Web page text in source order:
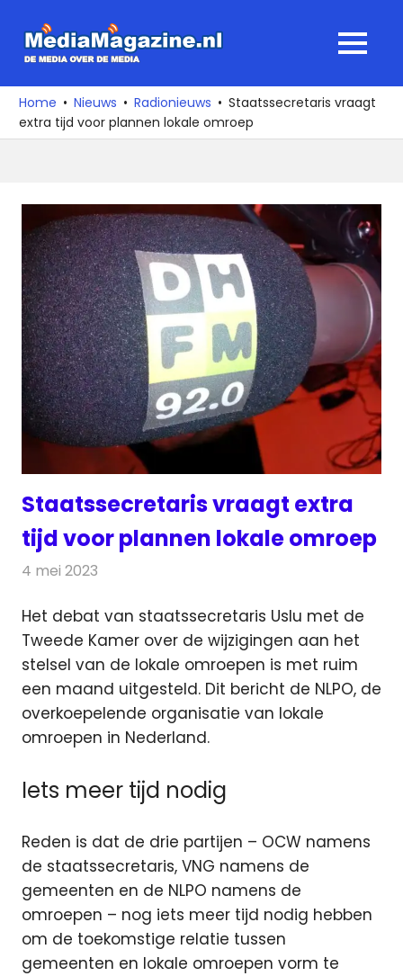
naar
media
over
de
MENU
Home Nieuws Radionieuws
Staatssecretaris vraagt
extra tijd voor plannen lokale omroep
Staatssecretaris vraagt extra
tijd voor plannen lokale omroep
4 mei 2023
Het debat van staatssecretaris Uslu met de
Tweede Kamer over de wijzigingen aan het
stelsel van de lokale omroepen is met ruim
een maand uitgesteld. Dit bericht de NLPO, de
overkoepelende organisatie van lokale
omroepen in Nederland.
Iets meer tijd nodig
Reden is dat de drie partijen – OCW namens
de staatssecretaris, VNG namens de
gemeenten en de NLPO namens de
omroepen – nog iets meer tijd nodig hebben
om de toekomstige relatie tussen
gemeenten en lokale omroepen vorm te